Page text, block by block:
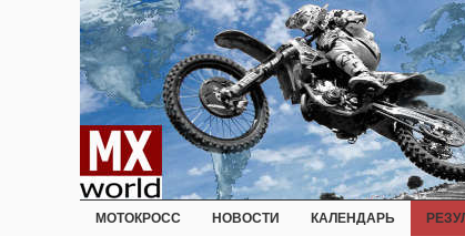
МОТОКРОСС НОВОСТИ КАЛЕНДАРЬ